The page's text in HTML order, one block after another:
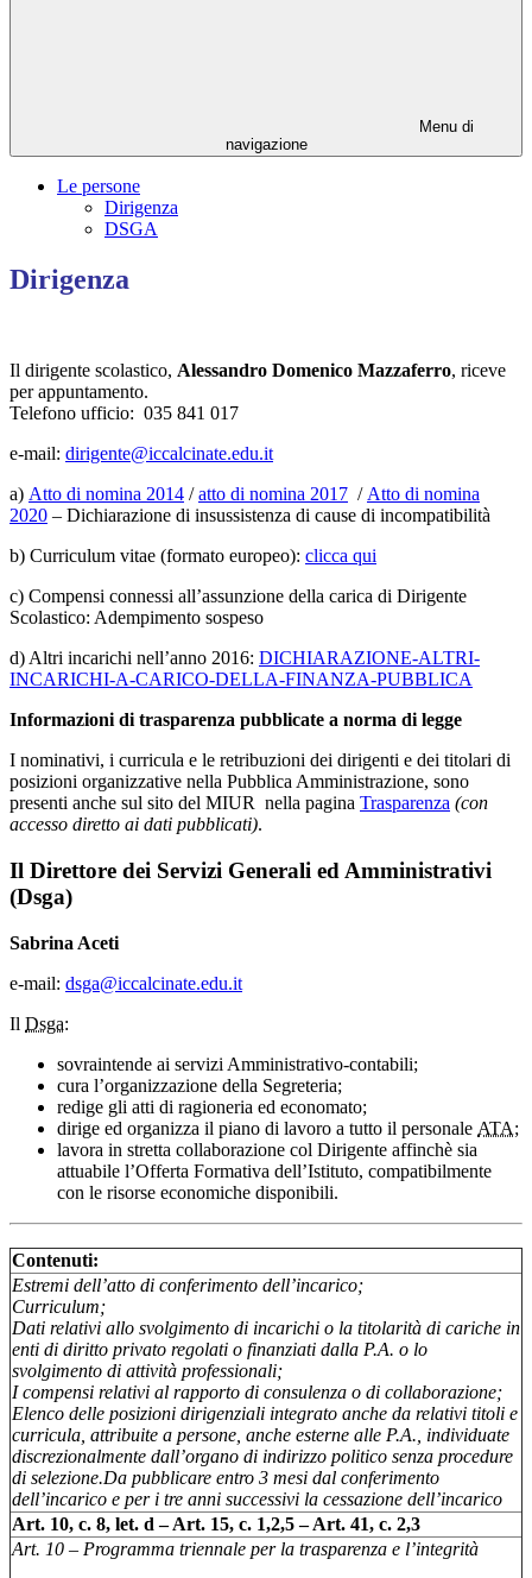
Menu di
navigazione
Le persone
Dirigenza
DSGA
Dirigenza
Il dirigente scolastico, Alessandro Domenico Mazzaferro, riceve
per appuntamento.
Telefono ufficio: 035 841 017
e-mail: dirigente@iccalcinate.edu.it
a) Atto di nomina 2014 /atto di nomina 2017 / Atto di nomina
2020 – Dichiarazione di insussistenza di cause di incompatibilità
b) Curriculum vitae (formato europeo): clicca qui
c) Compensi connessi all’assunzione della carica di Dirigente
Scolastico: Adempimento sospeso
d) Altri incarichi nell’anno 2016: DICHIARAZIONE-ALTRI-
INCARICHI-A-CARICO-DELLA-FINANZA-PUBBLICA
Informazioni di trasparenza pubblicate a norma di legge
I nominativi, i curricula e le retribuzioni dei dirigenti e dei titolari di
posizioni organizzative nella Pubblica Amministrazione, sono
presenti anche sul sito del MIUR nella pagina Trasparenza (con
accesso diretto ai dati pubblicati).
Il Direttore dei Servizi Generali ed Amministrativi
(Dsga)
Sabrina Aceti
e-mail: dsga@iccalcinate.edu.it
Il Dsga:
sovraintende ai servizi Amministrativo-contabili;
cura l’organizzazione della Segreteria;
redige gli atti di ragioneria ed economato;
dirige ed organizza il piano di lavoro a tutto il personale ATA;
lavora in stretta collaborazione col Dirigente affinchè sia
attuabile l’Offerta Formativa dell’Istituto, compatibilmente
con le risorse economiche disponibili.
Contenuti:
Estremi dell’atto di conferimento dell’incarico;
Curriculum;
Dati relativi allo svolgimento di incarichi o la titolarità di cariche in
enti di diritto privato regolati o finanziati dalla P.A. o lo
svolgimento di attività professionali;
I compensi relativi al rapporto di consulenza o di collaborazione;
Elenco delle posizioni dirigenziali integrato anche da relativi titoli e
curricula, attribuite a persone, anche esterne alle P.A., individuate
discrezionalmente dall’organo di indirizzo politico senza procedure
di selezione.Da pubblicare entro 3 mesi dal conferimento
dell’incarico e per i tre anni successivi la cessazione dell’incarico
Art. 10, c. 8, let. d – Art. 15, c. 1,2,5 – Art. 41, c. 2,3
Art. 10 – Programma triennale per la trasparenza e l’integrità